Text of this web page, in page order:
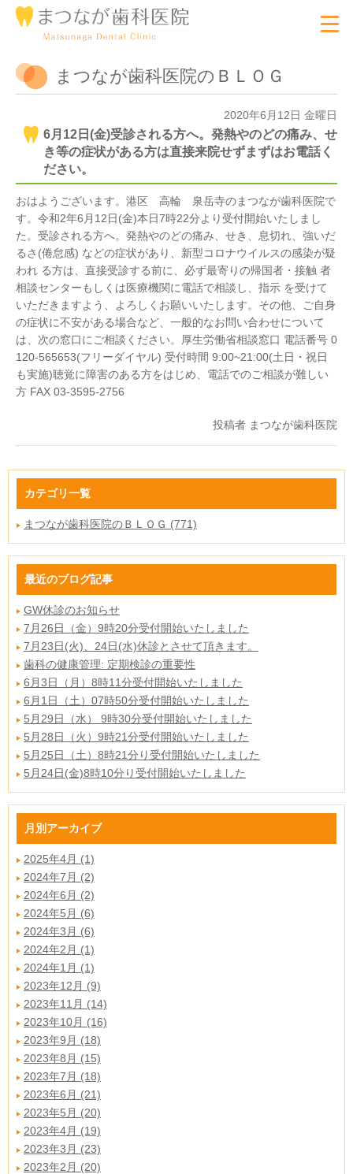
まつなが歯科医院のＢＬＯＧ
2020年6月12日 金曜日
6月12日(金)受診される方へ。発熱やのどの痛み、せ
き等の症状がある方は直接来院せずまずはお電話く
ださい。
おはようございます。港区 高輪 泉岳寺のまつなが歯科医院で
す。令和2年6月12日(金)本日7時22分より受付開始いたしまし
た。受診される方へ。発熱やのどの痛み、せき、息切れ、強いだ
るさ(倦怠感) などの症状があり、新型コロナウイルスの感染が疑
われ る方は、直接受診する前に、必ず最寄りの帰国者・接触 者
相談センターもしくは医療機関に電話で相談し、指示 を受けて
いただきますよう、よろしくお願いいたします。その他、ご自身
の症状に不安がある場合など、一般的なお問い合わせについて
は、次の窓口にご相談ください。厚生労働省相談窓口 電話番号 0
120-565653(フリーダイヤル) 受付時間 9:00~21:00(土日・祝日
も実施)聴覚に障害のある方をはじめ、電話でのご相談が難しい
方 FAX 03-3595-2756
投稿者 まつなが歯科医院
カテゴリ一覧
まつなが歯科医院のＢＬＯＧ (771)
最近のブログ記事
GW休診のお知らせ
7月26日（金）9時20分受付開始いたしました
7月23日(火)、24日(水)休診とさせて頂きます。
歯科の健康管理: 定期検診の重要性
6月3日（月）8時11分受付開始いたしました
6月1日（土）07時50分受付開始いたしました
5月29日（水） 9時30分受付開始いたしました
5月28日（火）9時21分受付開始いたしました
5月25日（土）8時21分り受付開始いたしました
5月24日(金)8時10分り受付開始いたしました
月別アーカイブ
2025年4月 (1)
2024年7月 (2)
2024年6月 (2)
2024年5月 (6)
2024年3月 (6)
2024年2月 (1)
2024年1月 (1)
2023年12月 (9)
2023年11月 (14)
2023年10月 (16)
2023年9月 (18)
2023年8月 (15)
2023年7月 (18)
2023年6月 (21)
2023年5月 (20)
2023年4月 (19)
2023年3月 (23)
2023年2月 (20)